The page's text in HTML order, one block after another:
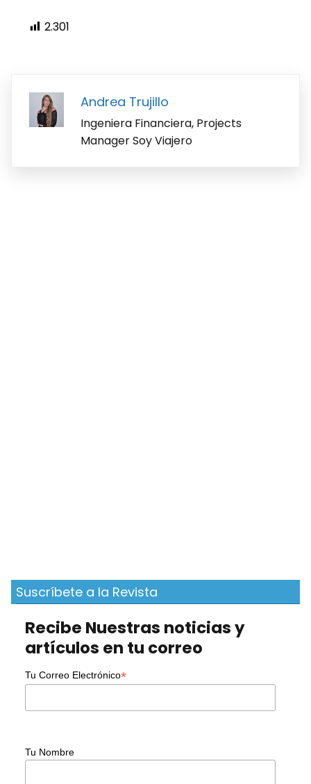
2.301
Andrea Trujillo
Ingeniera Financiera, Projects
Manager Soy Viajero
Suscríbete a la Revista
Recibe Nuestras noticias y
artículos en tu correo
Tu Correo Electrónico*
Tu Nombre